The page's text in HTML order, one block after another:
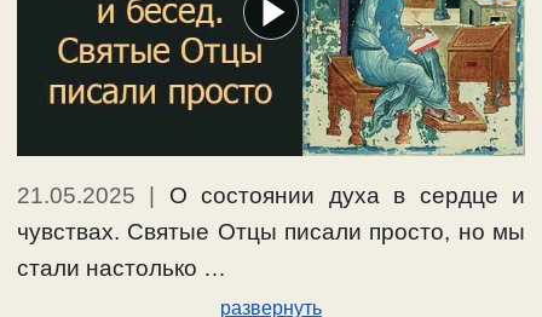
21.05.2025
О состоянии духа в сердце и
чувствах. Святые Отцы писали просто, но мы
стали настолько …
развернуть